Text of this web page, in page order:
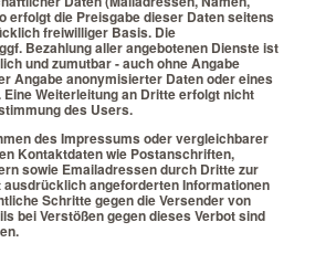
erfolgt die Preisgabe dieser Daten seitens
freiwilliger Basis. Die
Bezahlung aller angebotenen Dienste ist
und zumutbar - auch ohne Angabe
Angabe anonymisierter Daten oder eines
Weiterleitung an Dritte erfolgt nicht
des Users.
des Impressums oder vergleichbarer
Kontaktdaten wie Postanschriften,
sowie Emailadressen durch Dritte zur
ausdrücklich angeforderten Informationen
Schritte gegen die Versender von
bei Verstößen gegen dieses Verbot sind